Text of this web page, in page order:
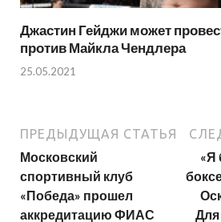
Джастин Гейджи может
против Майкла Чендлера
25.05.2021
ПРЕДЫДУЩАЯ СТАТЬЯ
Московский
спортивный клуб
«Победа» прошел
аккредитацию ФИАС
«Я
Для